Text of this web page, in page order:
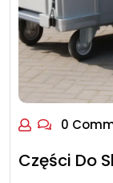
0
Części Do